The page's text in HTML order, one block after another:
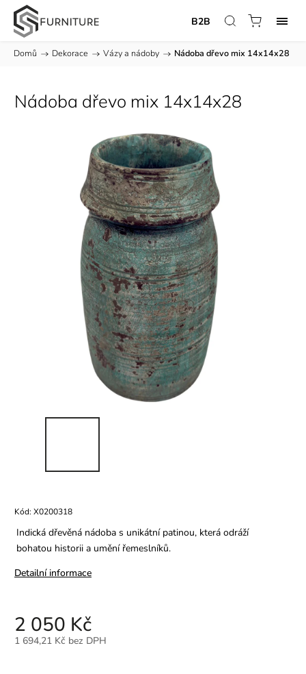
B2B
Domů / Dekorace / Vázy a nádoby / Nádoba dřevo mix 14x14x28
Nádoba dřevo mix 14x14x28
Kód: X0200318
Indická dřevěná nádoba s unikátní patinou, která odráží
bohatou historii a umění řemeslníků.
Detailní informace
2 050 Kč
1 694,21 Kč bez DPH